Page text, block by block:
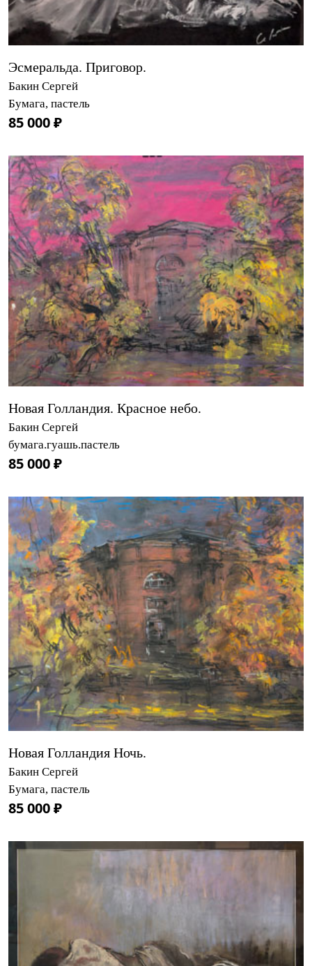
Эсмеральда. Приговор.
Бакин Сергей
Бумага, пастель
85 000 ₽
Новая Голландия. Красное небо.
Бакин Сергей
бумага.гуашь.пастель
85 000 ₽
Новая Голландия Ночь.
Бакин Сергей
Бумага, пастель
85 000 ₽